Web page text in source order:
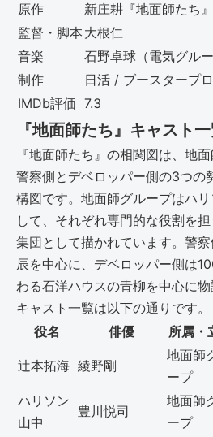
原作
新庄耕『地面師たち
監督・脚本 大根仁
音楽
石野卓球（電気グルー
制作
日活 / ブースタープ
IMDb評価 7.3
『地面師たち』キャスト
『地面師たち』の相関図は、地
警察側とデベロッパー側の3つの
構図です。地面師グループはハ
して、それぞれ専門的な役割を
集団として描かれています。警
辰を中心に、デベロッパー側は
わる石洋ハウスの青柳を中心に
キャスト一覧は以下の通りです。
役名
俳優 所属・
辻本拓海 綾野剛
地面師
ープ
ハリソン
山中
豊川悦司
地面師
ープ